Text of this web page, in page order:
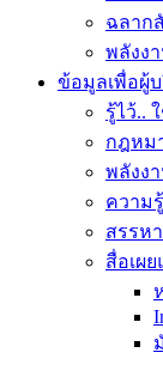
ฉลาก
พลังง
ข้อมูลเพื่อผู้
รู้ไว้..
กฎหม
พลังง
ความ
สรรห
สื่อเผ